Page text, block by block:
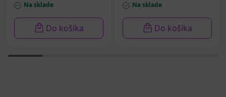
Na sklade
Do košíka
Na sklade
Do košíka